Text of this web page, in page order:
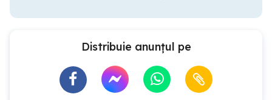
Distribuie anunțul pe